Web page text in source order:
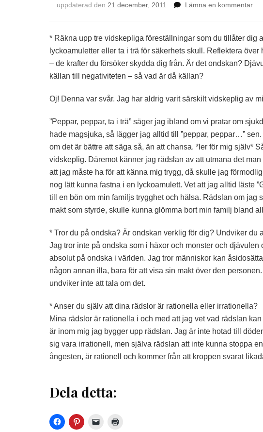
uppdaterad den 21 december, 2011 Lämna en kommentarpå
* Räkna upp tre vidskepliga föreställningar som du tillåter dig
lyckoamuletter eller ta i trä för säkerhets skull. Reflektera
– de krafter du försöker skydda dig från. Är det ondskan?
källan till negativiteten – så vad är då källan?
Oj! Denna var svår. Jag har aldrig varit särskilt vidskeplig av
”Peppar, peppar, ta i trä” säger jag ibland om vi pratar om
hade magsjuka, så lägger jag alltid till ”peppar, peppar…”
om det är bättre att säga så, än att chansa. *ler för mig själv*
vidskeplig. Däremot känner jag rädslan av att utmana det
att jag måste ha för att känna mig trygg, då skulle jag
nog lätt kunna fastna i en lyckoamulett. Vet att jag alltid läste
till en bön om min familjs trygghet och hälsa. Rädslan om jag
makt som styrde, skulle kunna glömma bort min familj bland
* Tror du på ondska? Är ondskan verklig för dig? Undviker du
Jag tror inte på ondska som i häxor och monster och
absolut på ondska i världen. Jag tror människor kan
någon annan illa, bara för att visa sin makt över den
undviker inte att tala om det.
* Anser du själv att dina rädslor är rationella eller irrationella?
Mina rädslor är rationella i och med att jag vet vad rädslan
är inom mig jag bygger upp rädslan. Jag är inte hotad till
sig vara irrationell, men själva rädslan att inte kunna stoppa
ångesten, är rationell och kommer från att kroppen svarat
Dela detta: